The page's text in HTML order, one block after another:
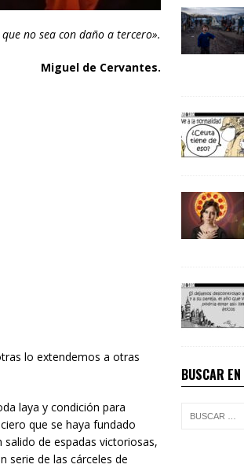
no sea con daño a tercero».
Miguel de Cervantes.
lo extendemos a otras
laya y condición para
que se haya fundado
de espadas victoriosas,
serie de las cárceles de
BUSCAR